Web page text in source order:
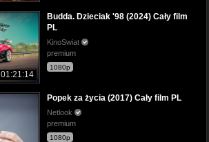
01:21:14
Budda. Dzieciak '98 (2024) Cały film
PL
KinoSwiat
premium
1080p
Popek za życia (2017) Cały film PL
Netlook
premium
1080p